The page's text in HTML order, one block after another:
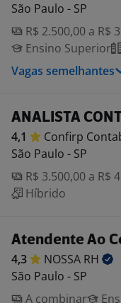
São Paulo - SP
R$ 2.500,00 a R$
Ensino Superior
Vagas semelhantes
ANALISTA
4,1 Confirp
São Paulo - SP
R$ 3.500,00 a R$
Híbrido
Atendente Ao
4,3 NOSSA RH
São Paulo - SP
A combinar